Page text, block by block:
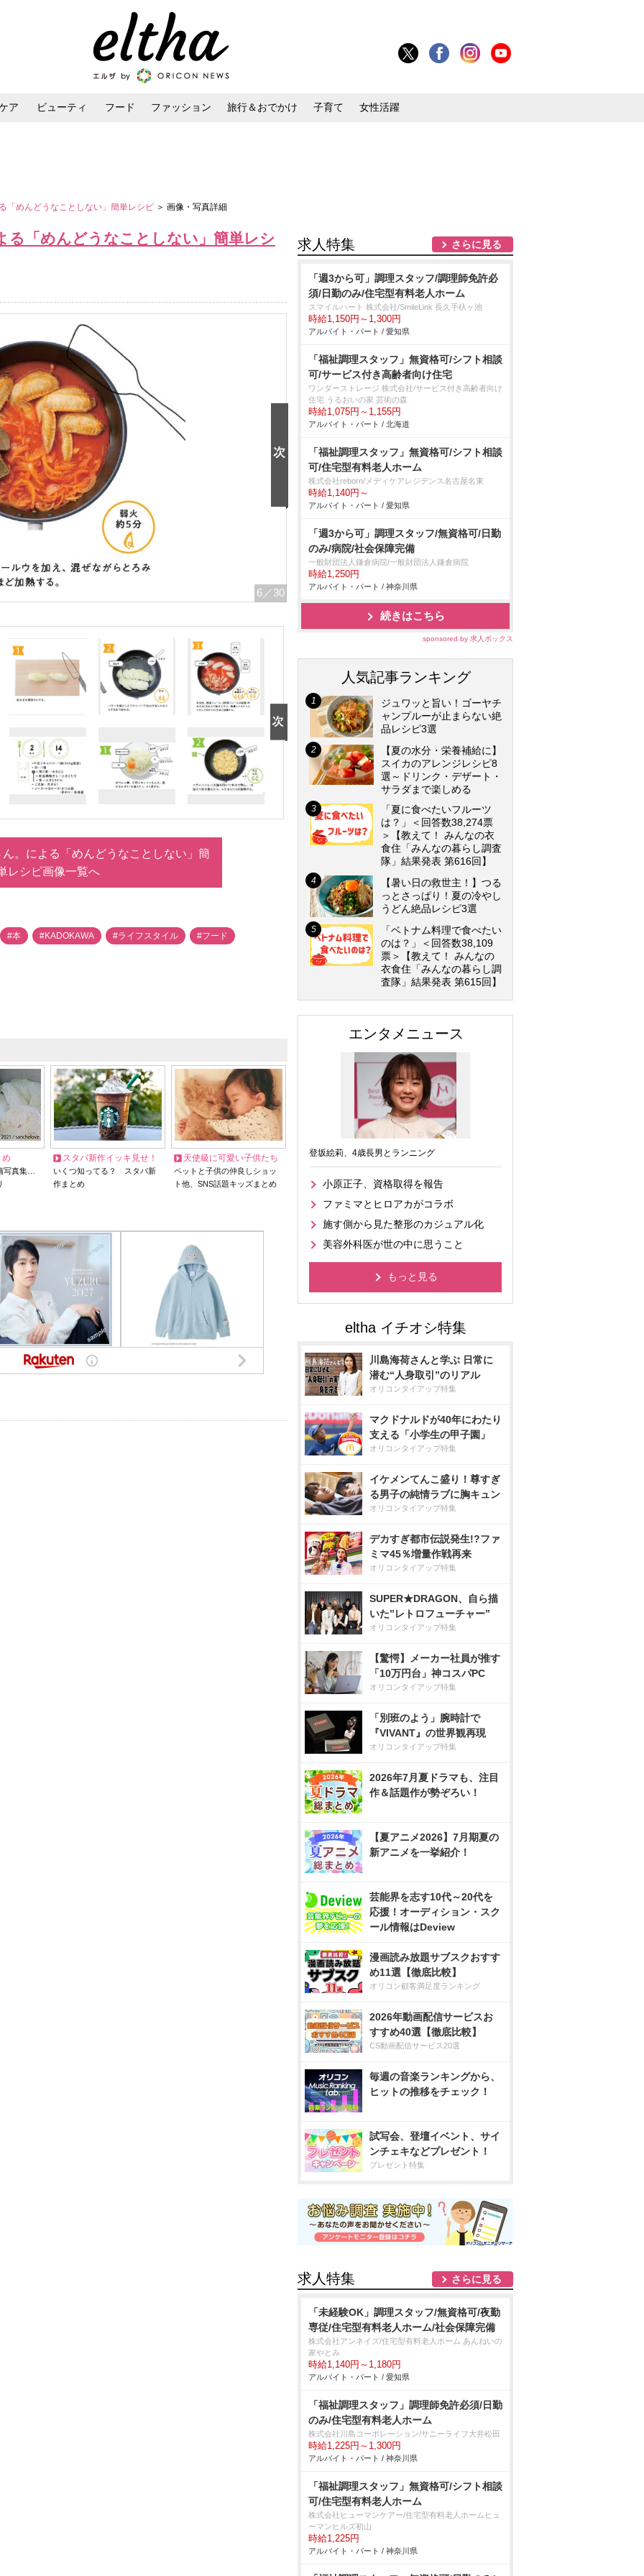
ア ビューティ フード ファッション 旅行＆おでかけ 子育て 女性活躍
「めんどうなことしない」簡単レシピ ＞ 画像・写真詳細
る「めんどうなことしない」簡単レシ
6 ／30
。による「めんどうなことしない」簡
レシピ画像一覧へ
#本 #KADOKAWA #ライフスタイル #フード
め
写真集…
スタバ新作イッキ見せ！
いくつ知ってる？ スタバ新
作まとめ
天使級に可愛い子供たち
ペットと子供の仲良しショッ
ト他、SNS話題キッズまとめ
求人特集 さらに見る
「週3から可」調理スタッフ/調理師免許必
須/日勤のみ/住宅型有料老人ホーム
スマイルハート 株式会社/SmileLink 長久手杁ヶ池
時給1,150円～1,300円
アルバイト・パート / 愛知県
「福祉調理スタッフ」無資格可/シフト相談
可/サービス付き高齢者向け住宅
ワンダーストレージ 株式会社/サービス付き高齢者向け
住宅 うるおいの家 芸術の森
時給1,075円～1,155円
アルバイト・パート / 北海道
「福祉調理スタッフ」無資格可/シフト相談
可/住宅型有料老人ホーム
株式会社reborn/メディケアレジデンス名古屋名東
時給1,140円～
アルバイト・パート / 愛知県
「週3から可」調理スタッフ/無資格可/日勤
のみ/病院/社会保障完備
一般財団法人鎌倉病院/一般財団法人鎌倉病院
時給1,250円
アルバイト・パート / 神奈川県
続きはこちら
sponsored by 求人ボックス
人気記事ランキング
ジュワッと旨い！ゴーヤチ
ャンプルーが止まらない絶
品レシピ3選
【夏の水分・栄養補給に】
スイカのアレンジレシピ8
選～ドリンク・デザート・
サラダまで楽しめる
「夏に食べたいフルーツ
は？」＜回答数38,274票
＞【教えて！ みんなの衣
食住「みんなの暮らし調査
隊」結果発表 第616回】
【暑い日の救世主！】つる
っとさっぱり！夏の冷やし
うどん絶品レシピ3選
「ベトナム料理で食べたい
のは？」＜回答数38,109
票＞【教えて！ みんなの
衣食住「みんなの暮らし調
査隊」結果発表 第615回】
エンタメニュース
登坂絵莉、4歳長男とランニング
小原正子、資格取得を報告
ファミマとヒロアカがコラボ
施す側から見た整形のカジュアル化
美容外科医が世の中に思うこと
もっと見る
川島海荷さんと学ぶ 日常に
潜む“人身取引”のリアル
オリコンタイアップ特集
マクドナルドが40年にわたり
支える「小学生の甲子園」
オリコンタイアップ特集
イケメンてんこ盛り！尊すぎ
る男子の純情ラブに胸キュン
オリコンタイアップ特集
デカすぎ都市伝説発生!?ファ
ミマ45％増量作戦再来
オリコンタイアップ特集
SUPER★DRAGON、自ら描
いた”レトロフューチャー”
オリコンタイアップ特集
【驚愕】メーカー社員が推す
「10万円台」神コスパPC
オリコンタイアップ特集
「別班のよう」腕時計で
『VIVANT』の世界観再現
オリコンタイアップ特集
2026年7月夏ドラマも、注目
作＆話題作が勢ぞろい！
【夏アニメ2026】7月期夏の
新アニメを一挙紹介！
芸能界を志す10代～20代を
応援！オーディション・スク
ール情報はDeview
漫画読み放題サブスクおすす
め11選【徹底比較】
オリコン顧客満足度ランキング
2026年動画配信サービスお
すすめ40選【徹底比較】
CS動画配信サービス20選
毎週の音楽ランキングから、
ヒットの推移をチェック！
試写会、登壇イベント、サイ
ンチェキなどプレゼント！
プレゼント特集
求人特集 さらに見る
「未経験OK」調理スタッフ/無資格可/夜勤
専従/住宅型有料老人ホーム/社会保障完備
株式会社アンネイズ/住宅型有料老人ホーム あんねいの
家やとみ
時給1,140円～1,180円
アルバイト・パート / 愛知県
「福祉調理スタッフ」調理師免許必須/日勤
のみ/住宅型有料老人ホーム
株式会社川島コーポレーション/サニーライフ大井松田
時給1,225円～1,300円
アルバイト・パート / 神奈川県
「福祉調理スタッフ」無資格可/シフト相談
可/住宅型有料老人ホーム
株式会社ヒューマンケアー/住宅型有料老人ホームヒュ
ーマンヒルズ初山
時給1,225円
アルバイト・パート / 神奈川県